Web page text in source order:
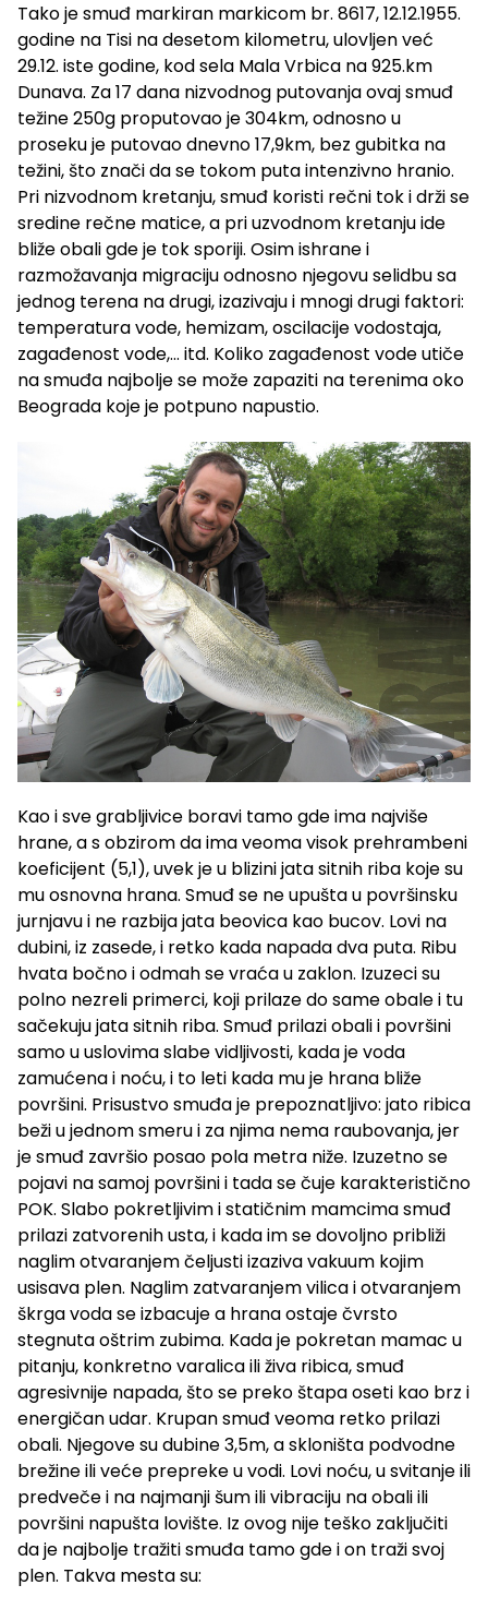
Tako je smuđ markiran markicom br. 8617, 12.12.1955.
godine na Tisi na desetom kilometru, ulovljen već
29.12. iste godine, kod sela Mala Vrbica na 925.km
Dunava. Za 17 dana nizvodnog putovanja ovaj smuđ
težine 250g proputovao je 304km, odnosno u
proseku je putovao dnevno 17,9km, bez gubitka na
težini, što znači da se tokom puta intenzivno hranio.
Pri nizvodnom kretanju, smuđ koristi rečni tok i drži se
sredine rečne matice, a pri uzvodnom kretanju ide
bliže obali gde je tok sporiji. Osim ishrane i
razmožavanja migraciju odnosno njegovu selidbu sa
jednog terena na drugi, izazivaju i mnogi drugi faktori:
temperatura vode, hemizam, oscilacije vodostaja,
zagađenost vode,… itd. Koliko zagađenost vode utiče
na smuđa najbolje se može zapaziti na terenima oko
Beograda koje je potpuno napustio.
Kao i sve grabljivice boravi tamo gde ima najviše
hrane, a s obzirom da ima veoma visok prehrambeni
koeficijent (5,1), uvek je u blizini jata sitnih riba koje su
mu osnovna hrana. Smuđ se ne upušta u površinsku
jurnjavu i ne razbija jata beovica kao bucov. Lovi na
dubini, iz zasede, i retko kada napada dva puta. Ribu
hvata bočno i odmah se vraća u zaklon. Izuzeci su
polno nezreli primerci, koji prilaze do same obale i tu
sačekuju jata sitnih riba. Smuđ prilazi obali i površini
samo u uslovima slabe vidljivosti, kada je voda
zamućena i noću, i to leti kada mu je hrana bliže
površini. Prisustvo smuđa je prepoznatljivo: jato ribica
beži u jednom smeru i za njima nema raubovanja, jer
je smuđ završio posao pola metra niže. Izuzetno se
pojavi na samoj površini i tada se čuje karakteristično
POK. Slabo pokretljivim i statičnim mamcima smuđ
prilazi zatvorenih usta, i kada im se dovoljno približi
naglim otvaranjem čeljusti izaziva vakuum kojim
usisava plen. Naglim zatvaranjem vilica i otvaranjem
škrga voda se izbacuje a hrana ostaje čvrsto
stegnuta oštrim zubima. Kada je pokretan mamac u
pitanju, konkretno varalica ili živa ribica, smuđ
agresivnije napada, što se preko štapa oseti kao brz i
energičan udar. Krupan smuđ veoma retko prilazi
obali. Njegove su dubine 3,5m, a skloništa podvodne
brežine ili veće prepreke u vodi. Lovi noću, u svitanje ili
predveče i na najmanji šum ili vibraciju na obali ili
površini napušta lovište. Iz ovog nije teško zaključiti
da je najbolje tražiti smuđa tamo gde i on traži svoj
plen. Takva mesta su: